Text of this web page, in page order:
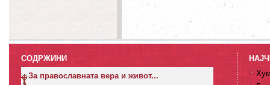
СОДРЖИНИ
За православната вера и живот...